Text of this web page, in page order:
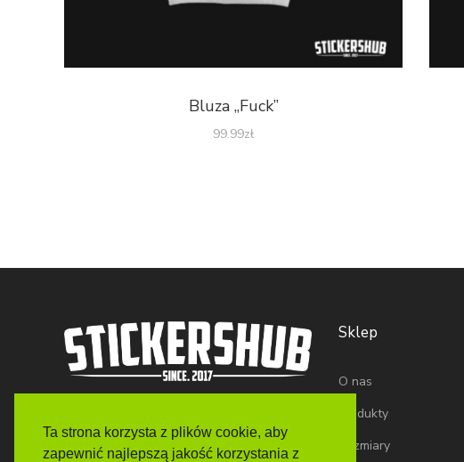
Bluza „Fuck”
99.99zł
Sklep
O nas
Produkty
Rozmiary
Ta strona korzysta z plików cookie, aby
zapewnić najlepszą jakość korzystania z